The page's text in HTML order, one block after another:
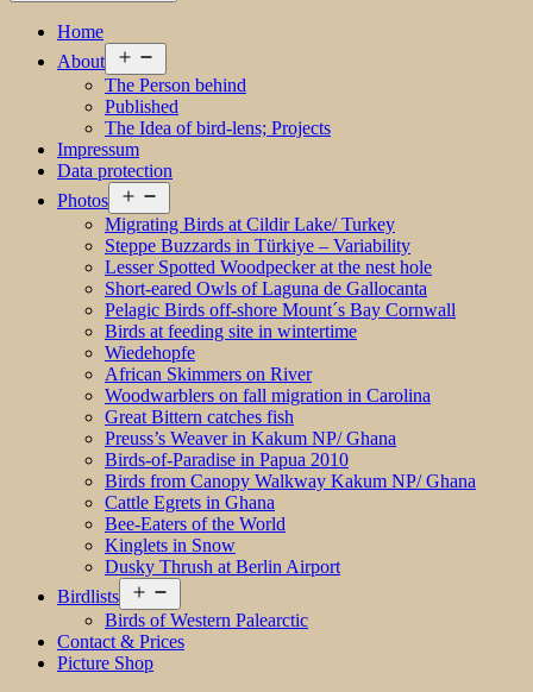
Home
About
menu
The Person behind
Published
The Idea of bird-lens; Projects
Impressum
Data protection
Photos
menu
Migrating Birds at Cildir Lake/ Turkey
Steppe Buzzards in Türkiye – Variability
Lesser Spotted Woodpecker at the nest hole
Short-eared Owls of Laguna de Gallocanta
Pelagic Birds off-shore Mount´s Bay Cornwall
Birds at feeding site in wintertime
Wiedehopfe
African Skimmers on River
Woodwarblers on fall migration in Carolina
Great Bittern catches fish
Preuss’s Weaver in Kakum NP/ Ghana
Birds-of-Paradise in Papua 2010
Birds from Canopy Walkway Kakum NP/ Ghana
Cattle Egrets in Ghana
Bee-Eaters of the World
Kinglets in Snow
Dusky Thrush at Berlin Airport
Birdlists
menu
Birds of Western Palearctic
Contact & Prices
Picture Shop